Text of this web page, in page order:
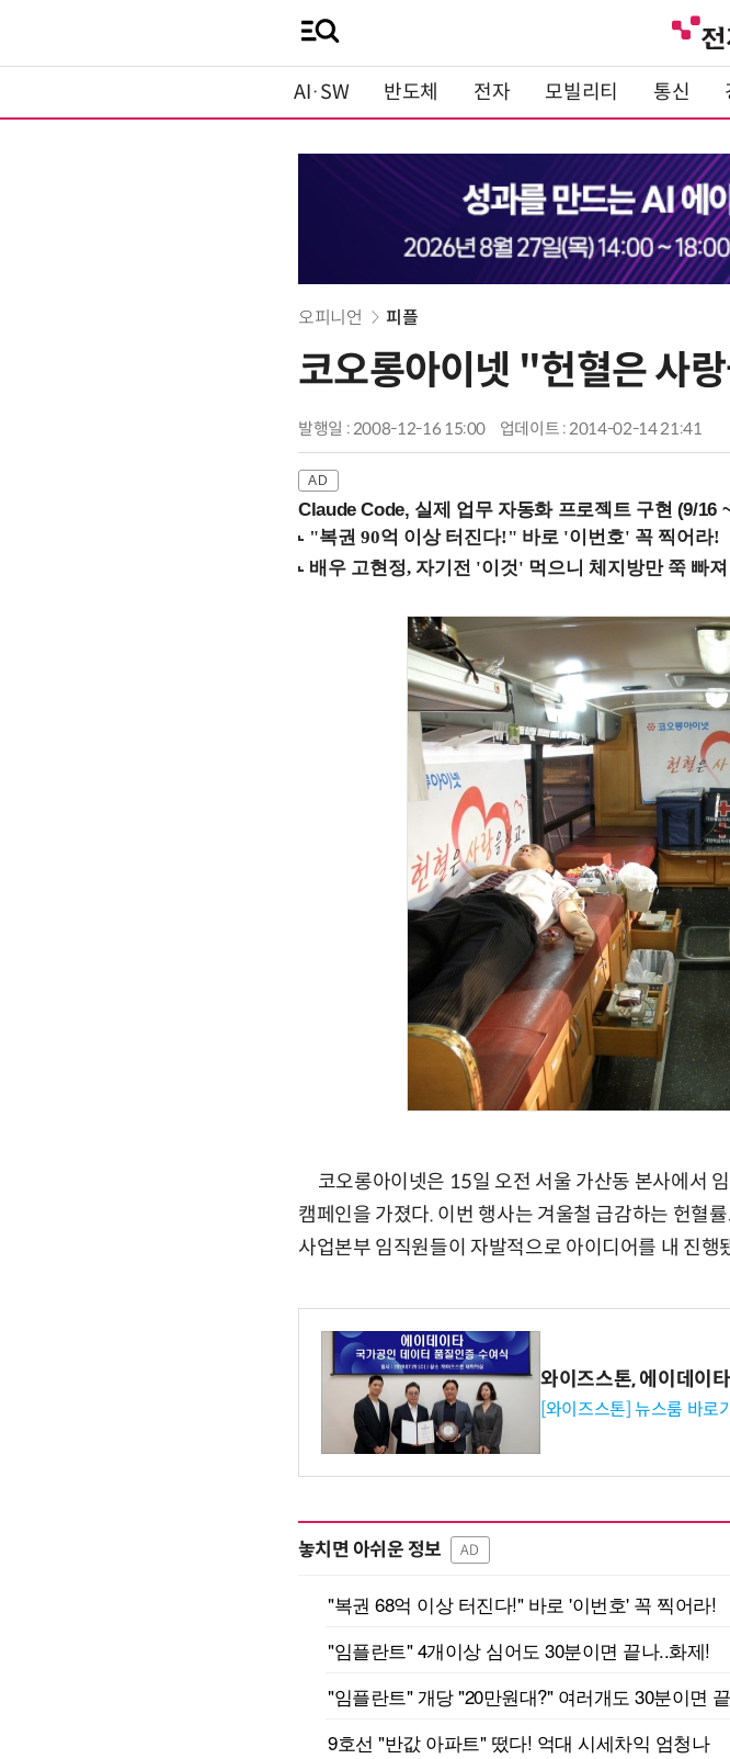
AI·SW 반도체 전자 모빌리티 통신
오피니언 피플
코오롱아이넷 "헌혈은 사
발행일 : 2008-12-16 15:00 업데이트 : 2014-02-14 21:41
Claude Code, 실제 업무 자동화 프로젝트 구현 (9/16
코오롱아이넷은 15일 오전 서울 가산동 본사에서
캠페인을 가졌다. 이번 행사는 겨울철 급감하는 헌혈
사업본부 임직원들이 자발적으로 아이디어를 내 진행
와이즈스톤, 에이데이
[와이즈스톤] 뉴스룸 바로
놓치면 아쉬운 정보 AD